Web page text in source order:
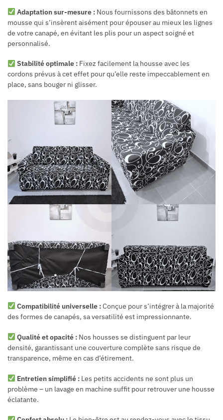
Adaptation sur-mesure :Nous fournissons des bâtonnets en
mousse qui s’insèrent aisément pour épouser au mieux les lignes
de votre canapé, en évitant les plis pour un aspect soigné et
personnalisé.
Stabilité optimale :Fixez facilement la housse avec les
cordons prévus à cet effet pour qu’elle reste impeccablement en
place, sans bouger ni glisser.
Compatibilité universelle :Conçue pour s’intégrer à la majorité
des formes de canapés, sa versatilité est impressionnante.
Qualité et opacité :Nos housses se distinguent par leur
densité, garantissant une couverture complète sans risque de
transparence, même en cas d’étirement.
Entretien simplifié :Les petits accidents ne sont plus un
problème – un lavage en machine suffit pour retrouver une housse
éclatante.